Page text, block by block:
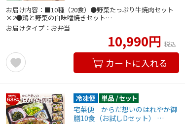
お届け内容：■10種（20食）●野菜たっぷり牛焼肉セット
×2●鶏と野菜の白味噌焼きセット…
お届けタイプ：お弁当
10,990円 税込
カートに入れる
宅菜便 からだ想いのはれやか御
膳10食（お試しDセット） …